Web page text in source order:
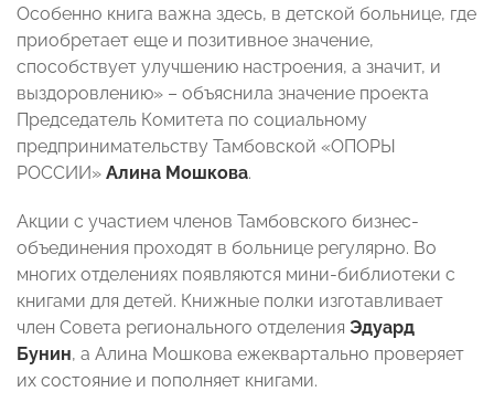
Особенно книга важна здесь, в детской больнице, где
приобретает еще и позитивное значение,
способствует улучшению настроения, а значит, и
выздоровлению» – объяснила значение проекта
Председатель Комитета по социальному
предпринимательству Тамбовской «ОПОРЫ
РОССИИ» Алина Мошкова.
Акции с участием членов Тамбовского бизнес-
объединения проходят в больнице регулярно. Во
многих отделениях появляются мини-библиотеки с
книгами для детей. Книжные полки изготавливает
член Совета регионального отделения Эдуард
Бунин, а Алина Мошкова ежеквартально проверяет
их состояние и пополняет книгами.